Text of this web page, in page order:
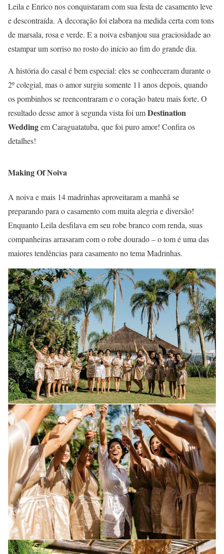
Leila e Enrico nos conquistaram com sua festa de casamento leve
e descontraída. A decoração foi elabora na medida certa com tons
de marsala, rosa e verde. E a noiva esbanjou sua graciosidade ao
estampar um sorriso no rosto do início ao fim do grande dia.
A história do casal é bem especial: eles se conheceram durante o
2º colegial, mas o amor surgiu somente 11 anos depois, quando
os pombinhos se reencontraram e o coração bateu mais forte. O
resultado desse amor à segunda vista foi umDestination
Weddingem Caraguatatuba, que foi puro amor! Confira os
detalhes!
Making Of Noiva
A noiva e mais 14 madrinhas aproveitaram a manhã se
preparando para o casamento com muita alegria e diversão!
Enquanto Leila desfilava em seu robe branco com renda, suas
companheiras arrasaram com o robe dourado – o tom é uma das
maiores tendências para casamento no tema Madrinhas.